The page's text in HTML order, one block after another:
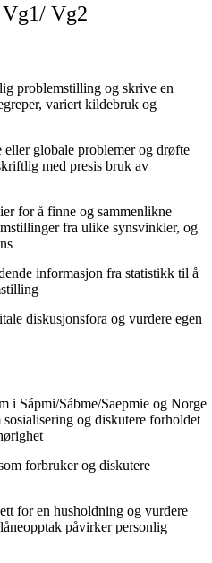
Vg2
problemstilling og skrive en
variert kildebruk og
globale problemer og drøfte
med presis bruk av
for å finne og sammenlikne
fra ulike synsvinkler, og
informasjon fra statistikk til å
diskusjonsfora og vurdere egen
i Sápmi/Sábme/Saepmie og Norge
og diskutere forholdet
forbruker og diskutere
for en husholdning og vurdere
påvirker personlig